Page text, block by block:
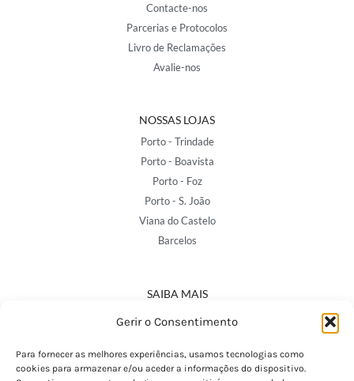
Gerir o Consentimento
Para fornecer as melhores experiências, usamos tecnologias como
cookies para armazenar e/ou aceder a informações do dispositivo.
Contacte-nos
Parcerias e Protocolos
Livro de Reclamações
Avalie-nos
NOSSAS LOJAS
Porto - Trindade
Porto - Boavista
Porto - Foz
Porto - S. João
Viana do Castelo
Barcelos
SAIBA MAIS
Política de Privacidade
Termos e Condições
Perguntas Frequentes